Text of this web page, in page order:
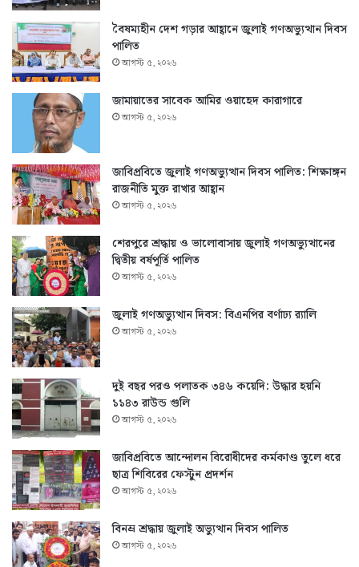
বৈষম্যহীন দেশ গড়ার আহ্বানে জুলাই গণঅভ্যুত্থান দিবস
পালিত
আগস্ট ৫, ২০২৬
জামায়াতের সাবেক আমির ওয়াহেদ কারাগারে
আগস্ট ৫, ২০২৬
জাবিপ্রবিতে জুলাই গণঅভ্যুত্থান দিবস পালিত: শিক্ষাঙ্গন
রাজনীতি মুক্ত রাখার আহ্বান
আগস্ট ৫, ২০২৬
শেরপুরে শ্রদ্ধায় ও ভালোবাসায় জুলাই গণঅভ্যুত্থানের
দ্বিতীয় বর্ষপূর্তি পালিত
আগস্ট ৫, ২০২৬
জুলাই গণঅভ্যুত্থান দিবস: বিএনপির বর্ণাঢ্য র‍্যালি
আগস্ট ৫, ২০২৬
দুই বছর পরও পলাতক ৩৪৬ কয়েদি: উদ্ধার হয়নি
১১৪৩ রাউন্ড গুলি
আগস্ট ৫, ২০২৬
জাবিপ্রবিতে আন্দোলন বিরোধীদের কর্মকাণ্ড তুলে ধরে
ছাত্র শিবিরের ফেস্টুন প্রদর্শন
আগস্ট ৫, ২০২৬
বিনম্র শ্রদ্ধায় জুলাই অভ্যুত্থান দিবস পালিত
আগস্ট ৫, ২০২৬